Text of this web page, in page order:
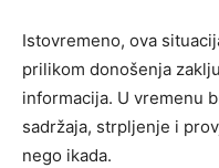
Istovremeno, ova
prilikom donošenja
informacija. U vremenu
sadržaja, strpljenje i
nego ikada.